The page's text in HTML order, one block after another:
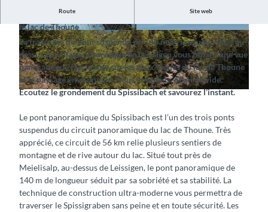
© Interlaken Tourismus |CC-BY-SA
© Interlaken Tourismus |CC-BY-SA © Interlaken Tourismus |CC-BY-SA
Route Site web
Marchez sur une construction impressionnante avec vue sur
le lac de Thoune
La traversée du pont suspendu de 140 m de longueur situé au-
dessus du village pittoresque de Leissigen vous offrira une vue
panoramique fascinante sur les eaux bleues du lac de Thoune
et le paysage environnant. Sous vos pieds, 60 m de vide.
Écoutez le grondement du Spissibach et savourez l’instant.
Le pont panoramique du Spissibach est l’un des trois ponts
suspendus du circuit panoramique du lac de Thoune. Très
apprécié, ce circuit de 56 km relie plusieurs sentiers de
montagne et de rive autour du lac. Situé tout près de
Meielisalp, au-dessus de Leissigen, le pont panoramique de
140 m de longueur séduit par sa sobriété et sa stabilité. La
technique de construction ultra-moderne vous permettra de
traverser le Spissigraben sans peine et en toute sécurité. Les